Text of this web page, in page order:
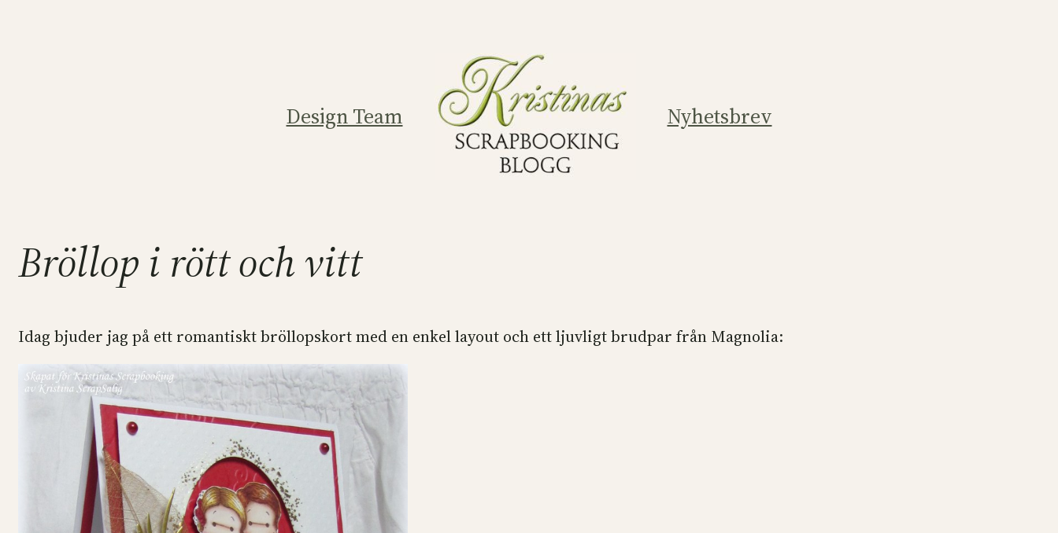
Design Team Nyhetsbrev
Bröllop i rött och vitt
Idag bjuder jag på ett romantiskt bröllopskort med en enkel layout och ett ljuvligt brudpar från Magnolia: